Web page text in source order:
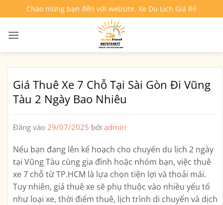
qua
nội
Chào mừng bạn đến với website. Xe Du Lịch Giá Rẻ
Giá Thuê Xe 7 Chỗ Tại Sài Gòn Đi Vũng
Tàu 2 Ngày Bao Nhiêu
Đăng vào 29/07/2025 bởi admin
Nếu bạn đang lên kế hoạch cho chuyến du lịch 2 ngày
tại Vũng Tàu cùng gia đình hoặc nhóm bạn, việc thuê
xe 7 chỗ từ TP.HCM là lựa chọn tiện lợi và thoải mái.
Tuy nhiên, giá thuê xe sẽ phụ thuộc vào nhiều yếu tố
như loại xe, thời điểm thuê, lịch trình di chuyển và dịch